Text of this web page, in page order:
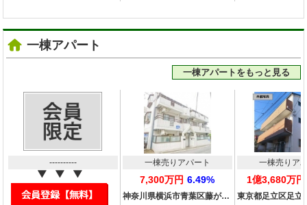
一棟アパート
一棟アパートをもっと見る
----------
神奈川県横浜市青葉区藤が…
一棟売りアパート
7,300万円 6.49%
東京都足立区足立
一棟売りア
1億3,680万円